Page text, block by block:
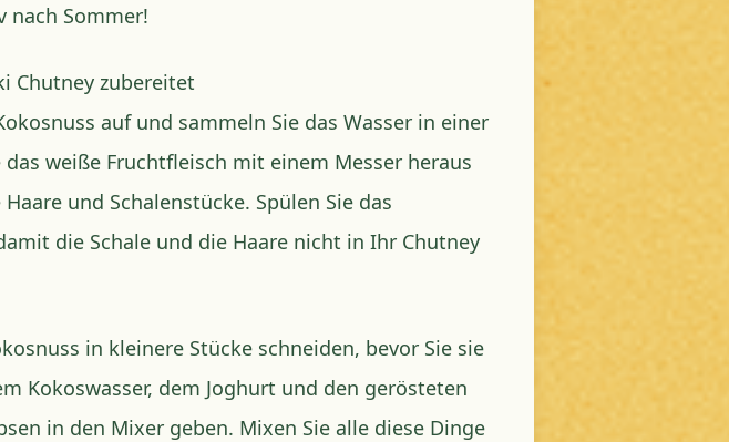
nach Sommer!
Chutney zubereitet
auf und sammeln Sie das Wasser in einer
das weiße Fruchtfleisch mit einem Messer heraus
und Schalenstücke. Spülen Sie das
die Schale und die Haare nicht in Ihr Chutney
in kleinere Stücke schneiden, bevor Sie sie
Kokoswasser, dem Joghurt und den gerösteten
in den Mixer geben. Mixen Sie alle diese Dinge